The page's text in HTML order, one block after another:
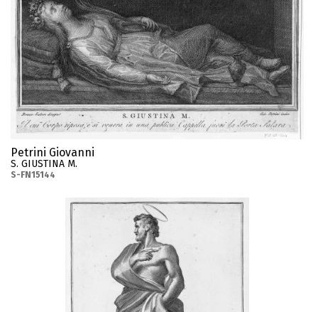
Petrini Giovanni
S. GIUSTINA M.
S-FN15144